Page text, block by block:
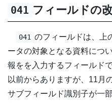
041 フィールドの
041 のフィールドは、上
ータの対象となる資料につ
報をを入力するフィールドで
以前からありますが、11月
サブフィールド識別子が一